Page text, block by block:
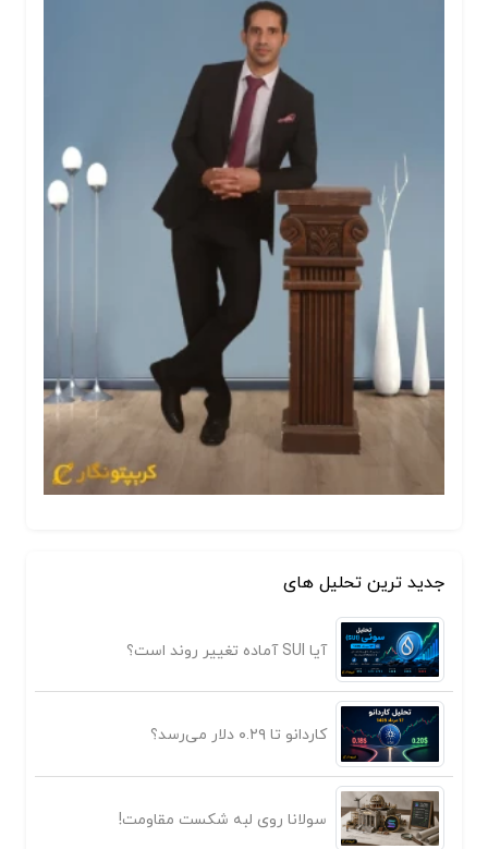
جدید ترین تحلیل های
آیا SUI آماده تغییر روند است؟
کاردانو تا ۰.۲۹ دلار می‌رسد؟
سولانا روی لبه شکست مقاومت!